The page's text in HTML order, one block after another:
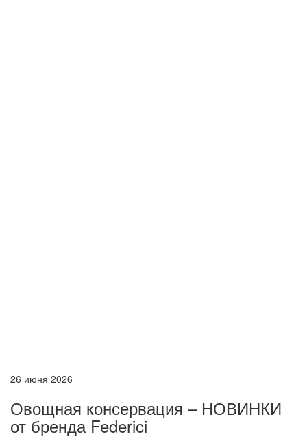
26 июня 2026
Овощная консервация – НОВИНКИ
от бренда Federici